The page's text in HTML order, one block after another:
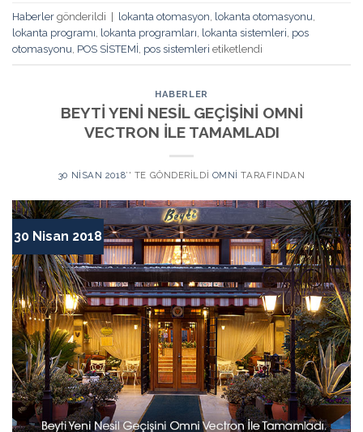
Haberler gönderildi lokanta otomasyon lokanta otomasyonu
lokanta programı
lokanta programları lokanta sistemleri pos
otomasyonu POS SİSTEMİ pos sistemleri etiketlendi
HABERLER
BEYTİ YENİ NESİL GEÇİŞİNİ OMNİ
VECTRON İLE TAMAMLADI
30 NISAN 2018’' TE GÖNDERILDI OMNI TARAFINDAN
30 Nisan 2018